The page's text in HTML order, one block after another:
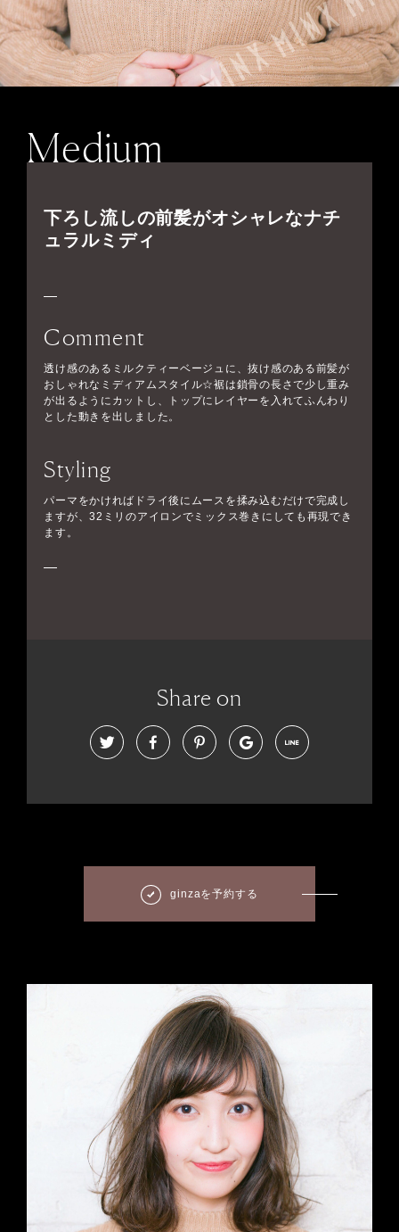
Medium
下ろし流しの前髪がオシャレなナチ
ュラルミディ
Comment
透け感のあるミルクティーベージュに、抜け感のある前髪が
おしゃれなミディアムスタイル☆裾は鎖骨の長さで少し重み
が出るようにカットし、トップにレイヤーを入れてふんわり
とした動きを出しました。
Styling
パーマをかければドライ後にムースを揉み込むだけで完成し
ますが、32ミリのアイロンでミックス巻きにしても再現でき
ます。
Share on
ginzaを予約する